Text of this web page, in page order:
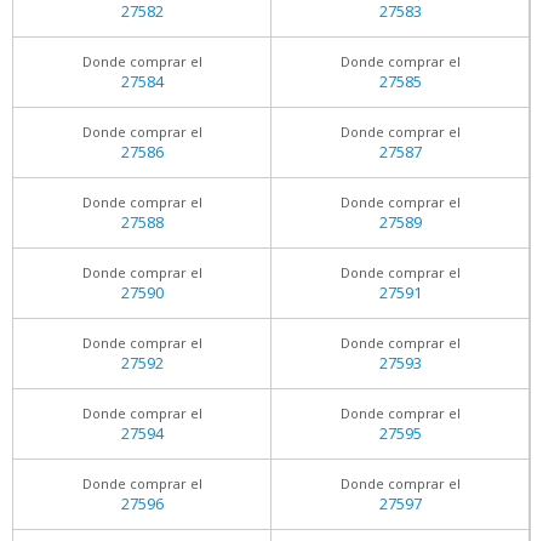
27582 27583
Donde comprar el
27584
Donde comprar el
27585
Donde comprar el
27586
Donde comprar el
27587
Donde comprar el
27588
Donde comprar el
27589
Donde comprar el
27590
Donde comprar el
27591
Donde comprar el
27592
Donde comprar el
27593
Donde comprar el
27594
Donde comprar el
27595
Donde comprar el
27596
Donde comprar el
27597